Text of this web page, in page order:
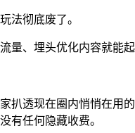
法彻底废了。
量、埋头优化内容就能
扒透现在圈内悄悄在用
有任何隐藏收费。